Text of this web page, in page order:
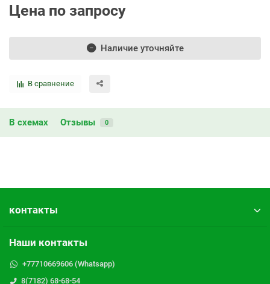
Цена по запросу
Наличие уточняйте
В сравнение
В схемах Отзывы 0
контакты
Наши контакты
+77710669606 (Whatsapp)
8(7182) 68-68-54